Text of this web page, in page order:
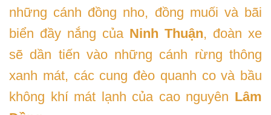
những cánh đồng nho, đồng muối và bãi
biển đầy nắng của Ninh Thuận, đoàn xe
sẽ dần tiến vào những cánh rừng thông
xanh mát, các cung đèo quanh co và bầu
không khí mát lạnh của cao nguyên Lâm